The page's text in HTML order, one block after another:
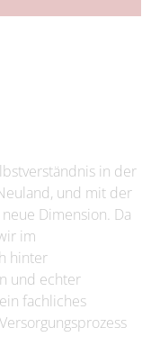
in der
und mit der
Dimension. Da
im
hinter
und echter
fachliches